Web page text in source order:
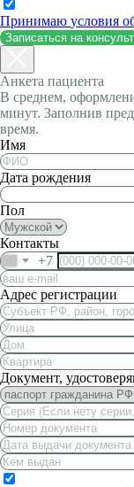
Принимаю условия
Записаться на
Анкета пациента
В среднем,
минут. Заполнив
время.
Имя
Дата рождения
Пол
Контакты
+7
Адрес регистрации
Документ,